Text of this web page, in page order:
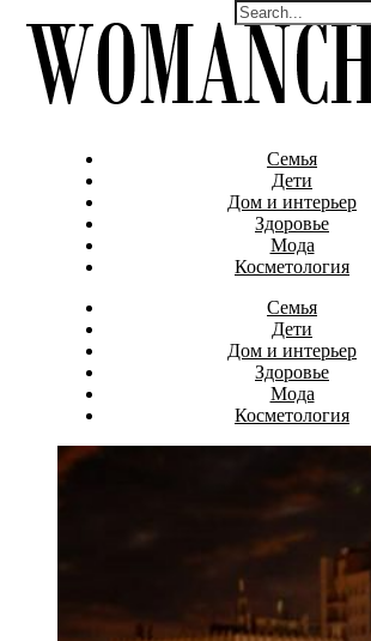
Семья
Дети
Дом и интерьер
Здоровье
Мода
Косметология
Семья
Дети
Дом и интерьер
Здоровье
Мода
Косметология